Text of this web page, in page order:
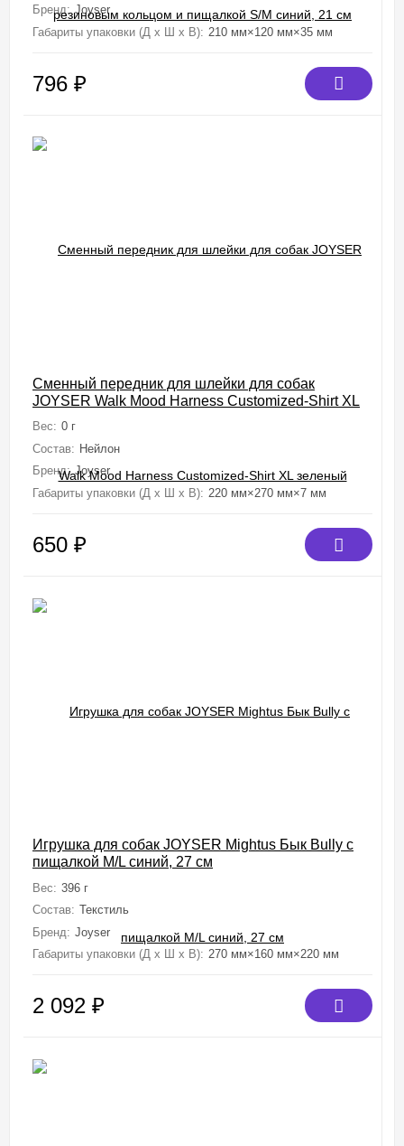
Бренд: Joyser
Габариты упаковки (Д х Ш х В): 210 мм×120 мм×35 мм
796 ₽
Сменный передник для шлейки для собак
JOYSER Walk Mood Harness Customized-Shirt XL
зеленый
Вес: 0 г
Состав: Нейлон
Бренд: Joyser
Габариты упаковки (Д х Ш х В): 220 мм×270 мм×7 мм
650 ₽
Игрушка для собак JOYSER Mightus Бык Bully с
пищалкой M/L синий, 27 см
Вес: 396 г
Состав: Текстиль
Бренд: Joyser
Габариты упаковки (Д х Ш х В): 270 мм×160 мм×220 мм
2 092 ₽